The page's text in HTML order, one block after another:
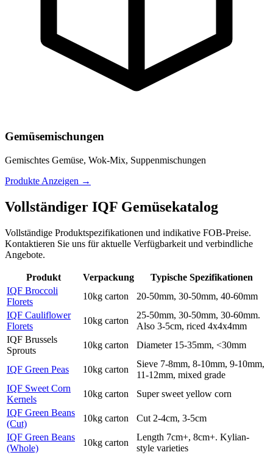
Gemüsemischungen
Gemischtes Gemüse, Wok-Mix, Suppenmischungen
Produkte Anzeigen →
Vollständiger IQF Gemüsekatalog
Vollständige Produktspezifikationen und indikative FOB-Preise.
Kontaktieren Sie uns für aktuelle Verfügbarkeit und verbindliche
Angebote.
Produkt Verpackung
Typische Spezifikationen
IQF Broccoli
Florets
10kg carton
20-50mm, 30-50mm, 40-60mm
IQF Cauliflower
Florets
10kg carton
25-50mm, 30-50mm, 30-60mm.
Also 3-5cm, riced 4x4x4mm
IQF Brussels
Sprouts
10kg carton Diameter 15-35mm, <30mm
IQF Green Peas 10kg carton
Sieve 7-8mm, 8-10mm, 9-10mm,
11-12mm, mixed grade
IQF Sweet Corn
Kernels
10kg carton
Super sweet yellow corn
IQF Green Beans
(Cut)
10kg carton
Cut 2-4cm, 3-5cm
IQF Green Beans
(Whole)
10kg carton
Length 7cm+, 8cm+. Kylian-
style varieties